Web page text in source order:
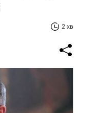
2 хв